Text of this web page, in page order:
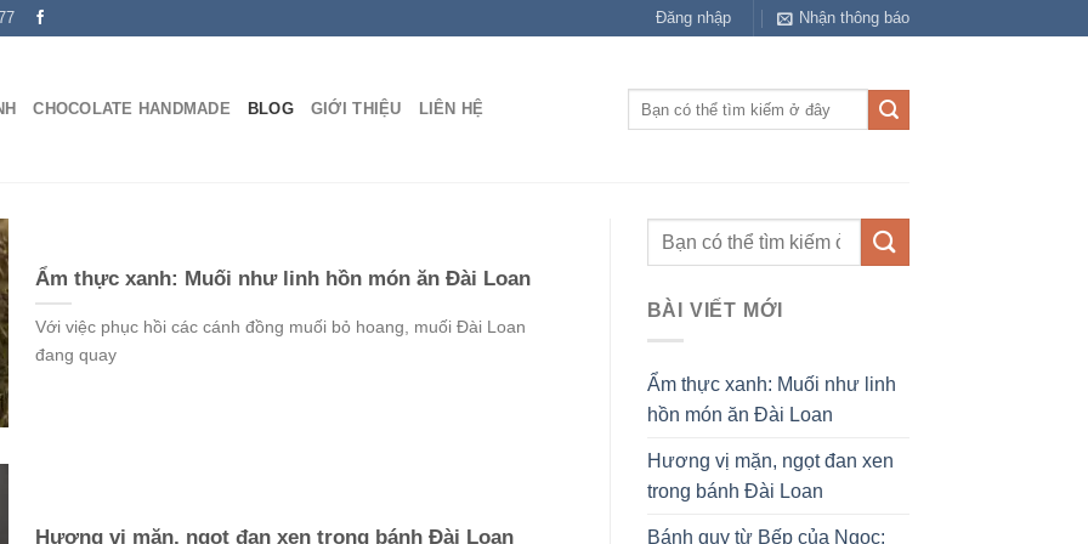
Đăng nhập Nhận thông báo
CHOCOLATE HANDMADE BLOG GIỚI THIỆU LIÊN HỆ
kiếm:
Ẩm thực xanh: Muối như linh hồn món ăn Đài Loan
Với việc phục hồi các cánh đồng muối bỏ hoang, muối Đài Loan
đang quay
Hương vị mặn, ngọt đan xen trong bánh Đài Loan
BÀI VIẾT MỚI
Ẩm thực xanh: Muối như linh
hồn món ăn Đài Loan
Hương vị mặn, ngọt đan xen
trong bánh Đài Loan
Bánh quy từ Bếp của Ngọc: